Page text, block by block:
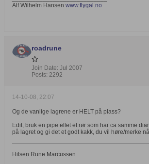
Alf Wilhelm Hansen www.flygal.no
roadrune
Join Date: Jul 2007
Posts: 2292
14-10-08, 22:07
Og de vanlige lagrene er HELT på plass?
Edit, bruk en pipe ellet et rør som har ca samme
på lagret og gi det et godt kakk, du vil høre/merke
Hilsen Rune Marcussen